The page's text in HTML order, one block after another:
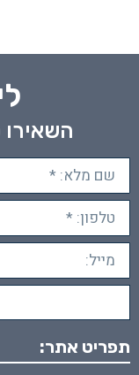
השאירו
תפריט אתר: